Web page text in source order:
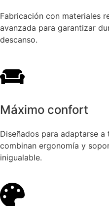
Fabricación con materiales
avanzada para garantizar
descanso.
Máximo confort
Diseñados para adaptarse
combinan ergonomía y
inigualable.